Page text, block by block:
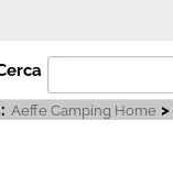
Aeffe Camping Home >